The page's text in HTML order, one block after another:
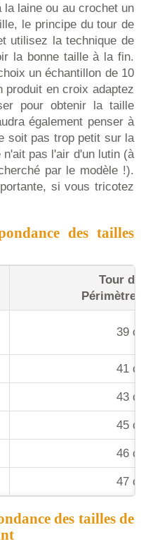
laine ou au crochet un
le principe du tour de
utilisez la technique de
la bonne taille à la fin.
un échantillon de 10
en croix adaptez
pour obtenir la taille
également penser à
soit pas trop petit sur la
pas l'air d'un lutin (à
par le modèle !).
si vous tricotez
des tailles
Tour
Périmètre
39
41
43
45
46
47
des tailles de